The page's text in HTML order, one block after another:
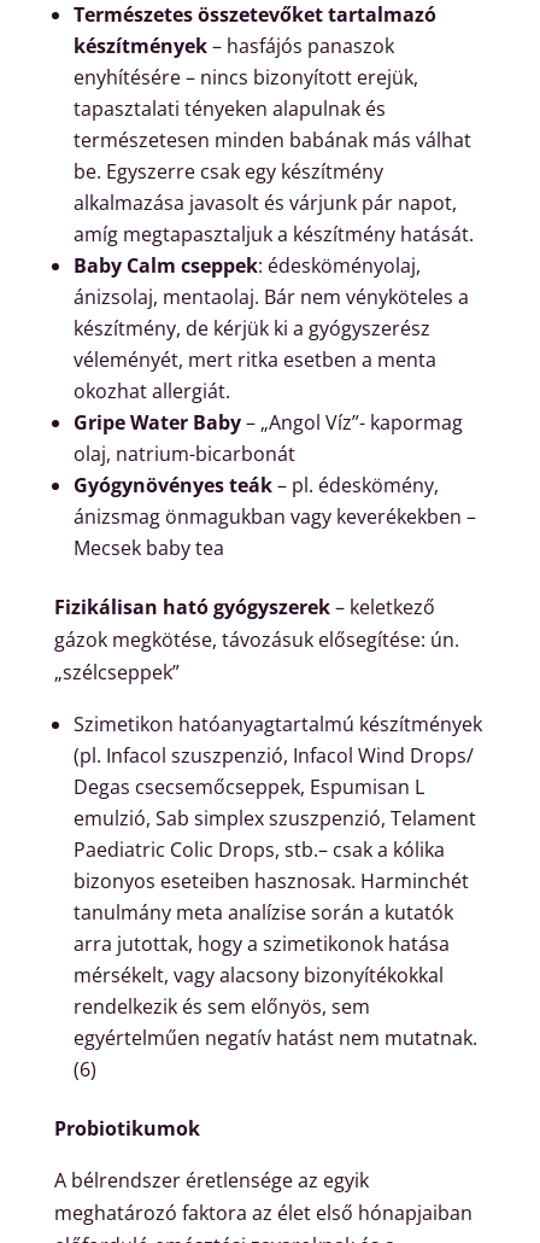
Természetes összetevőket tartalmazó
készítmények– hasfájós panaszok
enyhítésére – nincs bizonyított erejük,
tapasztalati tényeken alapulnak és
természetesen minden babának más válhat
be. Egyszerre csak egy készítmény
alkalmazása javasolt és várjunk pár napot,
amíg megtapasztaljuk a készítmény hatását.
Baby Calm cseppek: édesköményolaj,
ánizsolaj, mentaolaj. Bár nem vényköteles a
készítmény, de kérjük ki a gyógyszerész
véleményét, mert ritka esetben a menta
okozhat allergiát.
Gripe Water Baby– „Angol Víz”- kapormag
olaj, natrium-bicarbonát
Gyógynövényes teák– pl. édeskömény,
ánizsmag önmagukban vagy keverékekben –
Mecsek baby tea
Fizikálisan ható gyógyszerek– keletkező
gázok megkötése, távozásuk elősegítése: ún.
„szélcseppek”
Szimetikon hatóanyagtartalmú készítmények
(pl. Infacol szuszpenzió, Infacol Wind Drops/
Degas csecsemőcseppek, Espumisan L
emulzió, Sab simplex szuszpenzió, Telament
Paediatric Colic Drops, stb.– csak a kólika
bizonyos eseteiben hasznosak. Harminchét
tanulmány meta analízise során a kutatók
arra jutottak, hogy a szimetikonok hatása
mérsékelt, vagy alacsony bizonyítékokkal
rendelkezik és sem előnyös, sem
egyértelműen negatív hatást nem mutatnak.
(6)
Probiotikumok
A bélrendszer éretlensége az egyik
meghatározó faktora az élet első hónapjaiban